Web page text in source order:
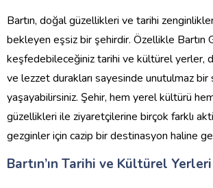
Bartın, doğal güzellikleri ve tarihi
bekleyen eşsiz bir şehirdir. Özellikle Bartın
keşfedebileceğiniz tarihi ve kültürel yerler,
ve lezzet durakları sayesinde unutulmaz
yaşayabilirsiniz. Şehir, hem yerel kültürü
güzellikleri ile ziyaretçilerine birçok farklı
gezginler için cazip bir destinasyon haline
Bartın’ın Tarihi ve Kültürel Yerleri